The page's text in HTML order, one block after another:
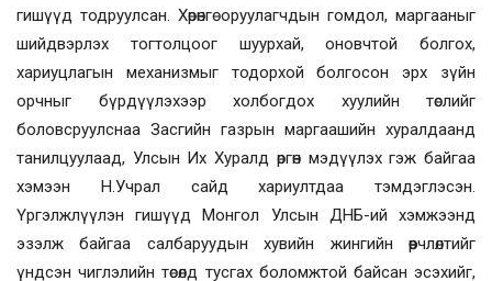
гишүүд тодруулсан. Хөрөнгө оруулагчдын гомдол, маргааныг
шийдвэрлэх тогтолцоог шуурхай, оновчтой болгох,
хариуцлагын механизмыг тодорхой болгосон эрх зүйн
орчныг бүрдүүлэхээр холбогдох хуулийн төслийг
боловсруулснаа Засгийн газрын маргаашийн хуралдаанд
танилцуулаад, Улсын Их Хуралд өргөн мэдүүлэх гэж байгаа
хэмээн Н.Учрал сайд хариултдаа тэмдэглэсэн.
Үргэлжлүүлэн гишүүд Монгол Улсын ДНБ-ий хэмжээнд
эзэлж байгаа салбаруудын хувийн жингийн өөрчлөлтийг
үндсэн чиглэлийн төсөлд тусгах боломжтой байсан эсэхийг,